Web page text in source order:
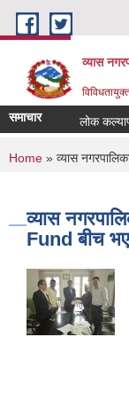
Skip to main content
व्यास
समाचार लोक
You are
Home » व्यास
व्यास
Fund बीच